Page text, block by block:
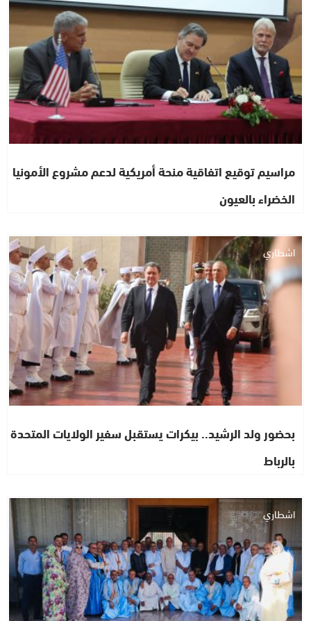
مراسيم توقيع اتفاقية منحة أمريكية لدعم مشروع الأمونيا
الخضراء بالعيون
اشطاري
بحضور ولد الرشيد.. بيكرات يستقبل سفير الولايات المتحدة
بالرباط
اشطاري